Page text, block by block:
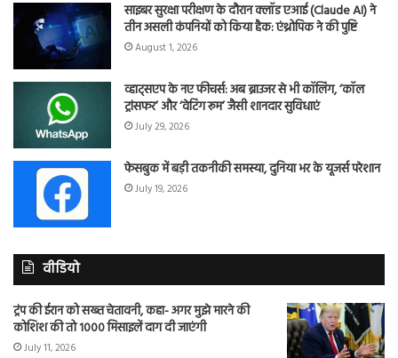
साइबर सुरक्षा परीक्षण के दौरान क्लॉड एआई (Claude AI) ने
तीन असली कंपनियों को किया हैक: एंथ्रोपिक ने की पुष्टि
August 1, 2026
व्हाट्सएप के नए फीचर्स: अब ब्राउजर से भी कॉलिंग, ‘कॉल
ट्रांसफर’ और ‘वेटिंग रूम’ जैसी शानदार सुविधाएं
July 29, 2026
फेसबुक में बड़ी तकनीकी समस्या, दुनिया भर के यूजर्स परेशान
July 19, 2026
वीडियो
ट्रंप की ईरान को सख्त चेतावनी, कहा- अगर मुझे मारने की
कोशिश की तो 1000 मिसाइलें दाग दी जाएंगी
July 11, 2026